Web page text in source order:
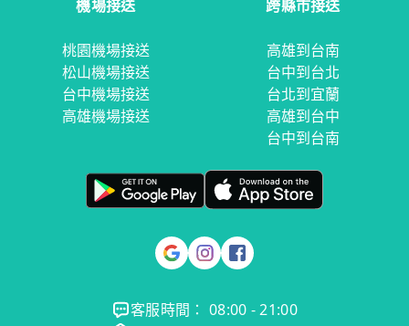
機場接送
桃園機場接送
松山機場接送
台中機場接送
高雄機場接送
跨縣市接送
高雄到台南
台中到台北
台北到宜蘭
高雄到台中
台中到台南
客服時間： 08:00 - 21:00